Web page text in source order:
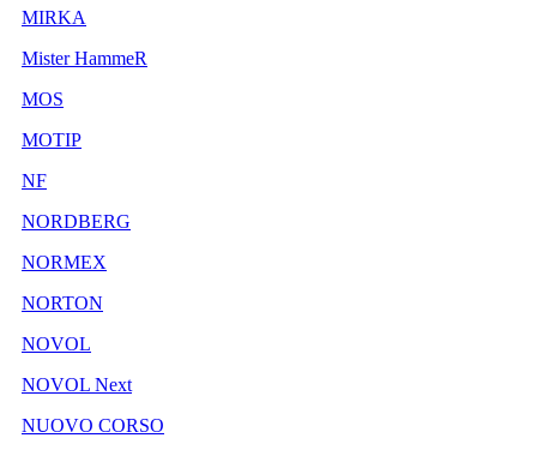
MIRKA
Mister HammeR
MOS
MOTIP
NF
NORDBERG
NORMEX
NORTON
NOVOL
NOVOL Next
NUOVO CORSO